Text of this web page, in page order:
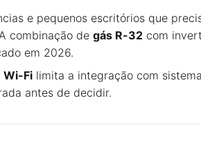
e pequenos escritórios que
combinação de gás R-32 com
em 2026.
Wi-Fi limita a integração com
antes de decidir.